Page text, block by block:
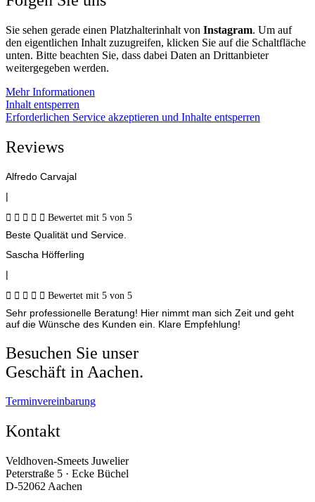
Sie sehen gerade einen Platzhalterinhalt von Instagram. Um auf
den eigentlichen Inhalt zuzugreifen, klicken Sie auf die Schaltfläche
unten. Bitte beachten Sie, dass dabei Daten an Drittanbieter
weitergegeben werden.
Mehr Informationen
Inhalt entsperren
Erforderlichen Service akzeptieren und Inhalte entsperren
Reviews
Alfredo Carvajal
|
     Bewertet mit 5 von 5
Beste Qualität und Service.
Sascha Höfferling
|
     Bewertet mit 5 von 5
Sehr professionelle Beratung! Hier nimmt man sich Zeit und geht
auf die Wünsche des Kunden ein. Klare Empfehlung!
Besuchen Sie unser
Geschäft in Aachen.
Terminvereinbarung
Kontakt
Veldhoven-Smeets Juwelier
Peterstraße 5 · Ecke Büchel
D-52062 Aachen